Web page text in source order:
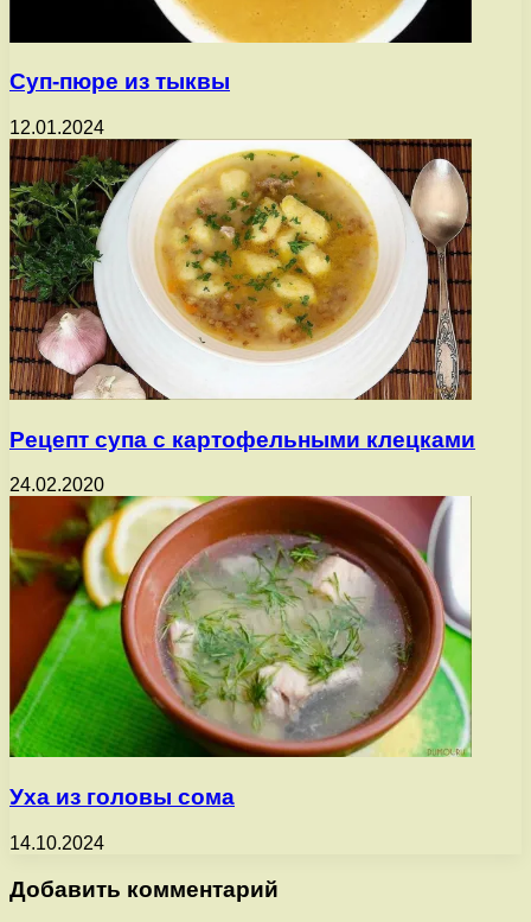
Суп-пюре из тыквы
12.01.2024
Рецепт супа с картофельными клецками
24.02.2020
Уха из головы сома
14.10.2024
Добавить комментарий